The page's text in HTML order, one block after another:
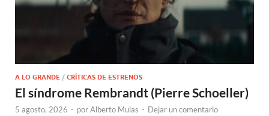
A LO GRANDE / CRÍTICAS DE ESTRENOS
El síndrome Rembrandt (Pierre Schoeller)
5 agosto, 2026 - porAlberto Mulas - Dejar un comentario